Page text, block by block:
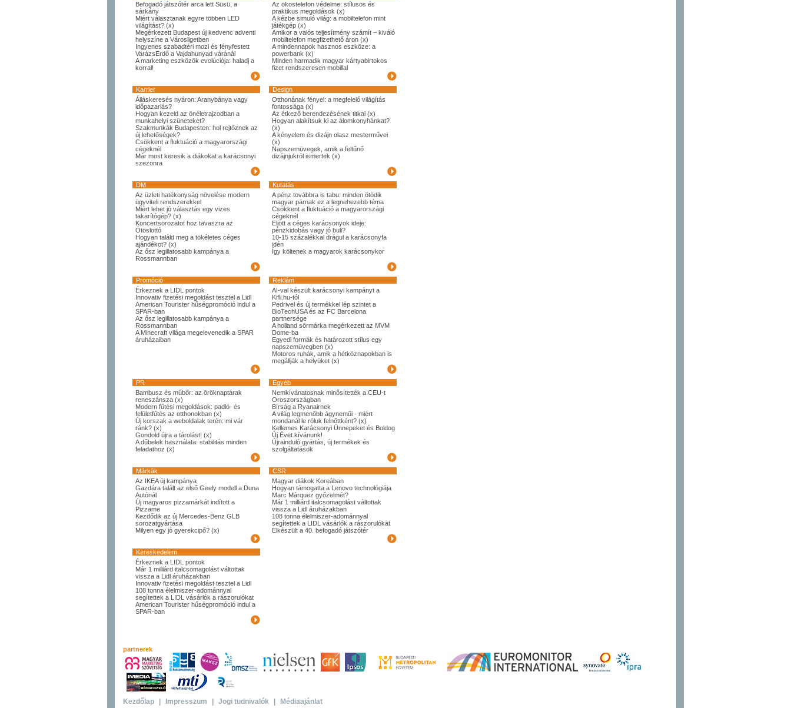
Befogadó játszótér arca lett Süsü, a
sárkány
Miért választanak egyre többen LED
világítást? (x)
Megérkezett Budapest új kedvenc adventi
helyszíne a Városligetben
Ingyenes szabadtéri mozi és fényfestett
VarázsErdő a Vajdahunyad váránál
A marketing eszközök evolúciója: haladj a
korral!
Az okostelefon védelme: stílusos és
praktikus megoldások (x)
A kézbe simuló világ: a mobiltelefon mint
játékgép (x)
Amikor a valós teljesítmény számít – kiváló
mobiltelefon megfizethető áron (x)
A mindennapok hasznos eszköze: a
powerbank (x)
Minden harmadik magyar kártyabirtokos
fizet rendszeresen mobillal
Karrier
Design
Álláskeresés nyáron: Aranybánya vagy
időpazarlás?
Hogyan kezeld az önéletrajzodban a
munkahelyi szüneteket?
Szakmunkák Budapesten: hol rejtőznek az
új lehetőségek?
Csökkent a fluktuáció a magyarországi
cégeknél
Már most keresik a diákokat a karácsonyi
szezonra
Otthonának fényei: a megfelelő világítás
fontossága (x)
Az étkező berendezésének titkai (x)
Hogyan alakítsuk ki az álomkonyhánkat?
(x)
A kényelem és dizájn olasz mesterművei
(x)
Napszemüvegek, amik a feltűnő
dizájnjukról ismertek (x)
DM
Kutatás
Az üzleti hatékonyság növelése modern
ügyviteli rendszerekkel
Miért lehet jó választás egy vizes
takarítógép? (x)
Koncertsorozatot hoz tavaszra az
Ötöslottó
Hogyan találd meg a tökéletes céges
ajándékot? (x)
Az ősz legillatosabb kampánya a
Rossmannban
A pénz továbbra is tabu: minden ötödik
magyar párnak ez a legnehezebb téma
Csökkent a fluktuáció a magyarországi
cégeknél
Eljött a céges karácsonyok ideje:
pénzkidobás vagy jó buli?
10-15 százalékkal drágul a karácsonyfa
idén
Így költenek a magyarok karácsonykor
Promóció
Reklám
Érkeznek a LIDL pontok
Innovativ fizetési megoldást tesztel a Lidl
American Tourister hűségpromóció indul a
SPAR-ban
Az ősz legillatosabb kampánya a
Rossmannban
A Minecraft világa megelevenedik a SPAR
áruházaiban
AI-val készült karácsonyi kampányt a
Kifli.hu-tól
Pedrivel és új termékkel lép szintet a
BioTechUSA és az FC Barcelona
partnersége
A holland sörmárka megérkezett az MVM
Dome-ba
Egyedi formák és határozott stílus egy
napszemüvegben (x)
Motoros ruhák, amik a hétköznapokban is
megállják a helyüket (x)
PR
Egyéb
Bambusz és műbőr: az öröknaptárak
reneszánsza (x)
Modern fűtési megoldások: padló- és
felületfűtés az otthonokban (x)
Új korszak a weboldalak terén: mi vár
ránk? (x)
Gondold újra a tárolást! (x)
A dűbelek használata: stabilitás minden
feladathoz (x)
Nemkívánatosnak minősítették a CEU-t
Oroszországban
Bírság a Ryanairnek
A világ legmenőbb ágyneműi - miért
mondanál le róluk felnőttként? (x)
Kellemes Karácsonyi Ünnepeket és Boldog
Új Évet kívánunk!
Újrainduló gyártás, új termékek és
szolgáltatások
Márkák
CSR
Az IKEA új kampánya
Gazdára talált az első Geely modell a Duna
Autónál
Új magyaros pizzamárkát indított a
Pizzame
Kezdődik az új Mercedes-Benz GLB
sorozatgyártása
Milyen egy jó gyerekcipő? (x)
Magyar diákok Koreában
Hogyan támogatta a Lenovo technológiája
Marc Márquez győzelmét?
Már 1 milliárd italcsomagolást váltottak
vissza a Lidl áruházakban
108 tonna élelmiszer-adománnyal
segítettek a LIDL vásárlók a rászorulókat
Elkészült a 40. befogadó játszótér
Kereskedelem
Érkeznek a LIDL pontok
Már 1 milliárd italcsomagolást váltottak
vissza a Lidl áruházakban
Innovativ fizetési megoldást tesztel a Lidl
108 tonna élelmiszer-adománnyal
segítettek a LIDL vásárlók a rászorulókat
American Tourister hűségpromóció indul a
SPAR-ban
partnerek
Kezdőlap Impresszum Jogi tudnivalók Médiaajánlat